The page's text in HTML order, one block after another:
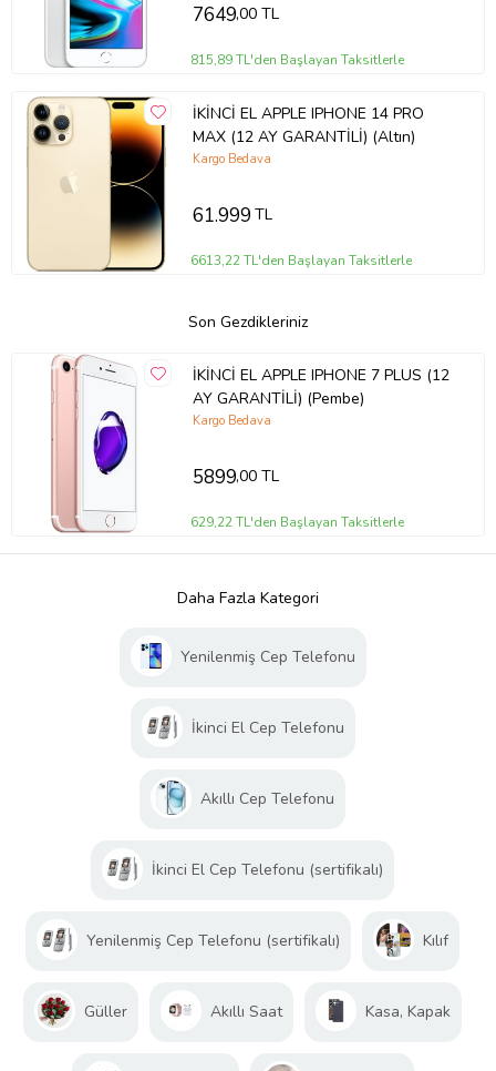
7649,00 TL
815,89 TL'den Başlayan Taksitlerle
İKİNCİ EL APPLE IPHONE 14 PRO
MAX (12 AY GARANTİLİ) (Altın)
Kargo Bedava
61.999TL
6613,22 TL'den Başlayan Taksitlerle
Son Gezdikleriniz
İKİNCİ EL APPLE IPHONE 7 PLUS (12
AY GARANTİLİ) (Pembe)
Kargo Bedava
5899,00 TL
629,22 TL'den Başlayan Taksitlerle
Daha Fazla Kategori
Yenilenmiş Cep Telefonu
İkinci El Cep Telefonu
Akıllı Cep Telefonu
İkinci El Cep Telefonu (sertifikalı)
Yenilenmiş Cep Telefonu (sertifikalı) Kılıf
Güller Akıllı Saat Kasa, Kapak